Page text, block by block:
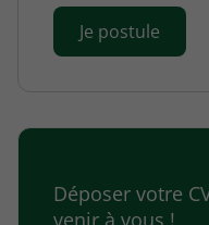
Je postule
Déposer votre
venir à vous !